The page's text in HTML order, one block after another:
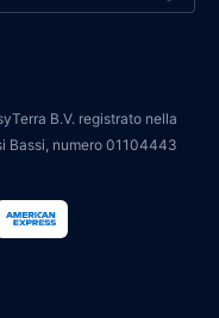
B.V. registrato nella
Bassi, numero 01104443